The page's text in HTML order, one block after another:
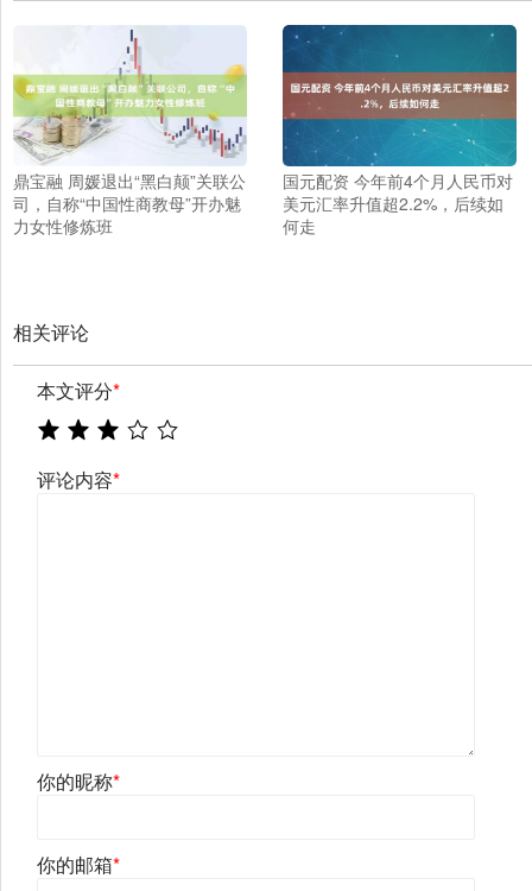
鼎宝融 周媛退出“黑白颠”关联公
司，自称“中国性商教母”开办魅
力女性修炼班
国元配资 今年前4个月人民币对
美元汇率升值超2.2%，后续如
何走
相关评论
本文评分*
评论内容*
你的昵称*
你的邮箱*